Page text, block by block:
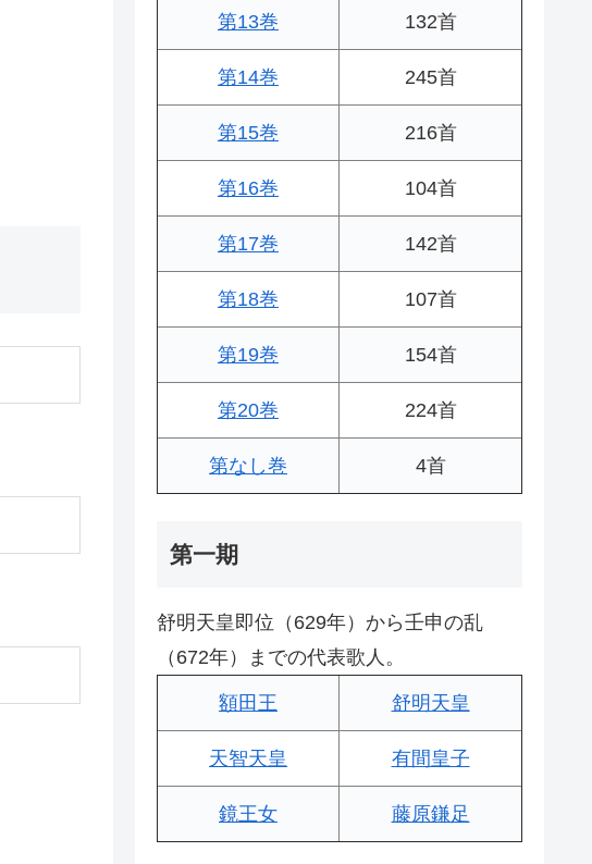
第13巻 132首
第14巻 245首
第15巻 216首
第16巻 104首
第17巻 142首
第18巻 107首
第19巻 154首
第20巻 224首
第なし巻 4首
第一期
舒明天皇即位（629年）から壬申の乱
（672年）までの代表歌人。
額田王 舒明天皇
天智天皇 有間皇子
鏡王女 藤原鎌足